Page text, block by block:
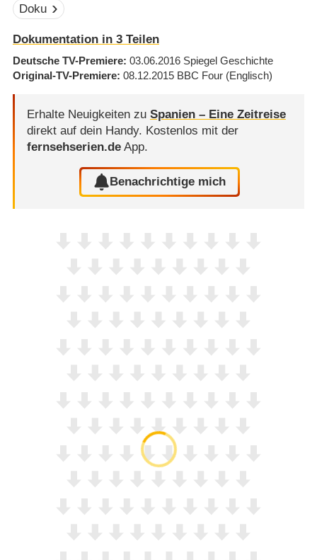
Doku
Dokumentation in 3 Teilen
Deutsche TV-Premiere 03.06.2016 Spiegel Geschichte
Original-TV-Premiere 08.12.2015 BBC Four (Englisch)
Erhalte Neuigkeiten zu Spanien – Eine Zeitreise
direkt auf dein Handy. Kostenlos mit der
fernsehserien.deApp.
Benachrichtige mich